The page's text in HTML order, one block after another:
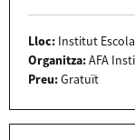
Lloc: Institut
Organitza:AFA
Preu:Gratuït